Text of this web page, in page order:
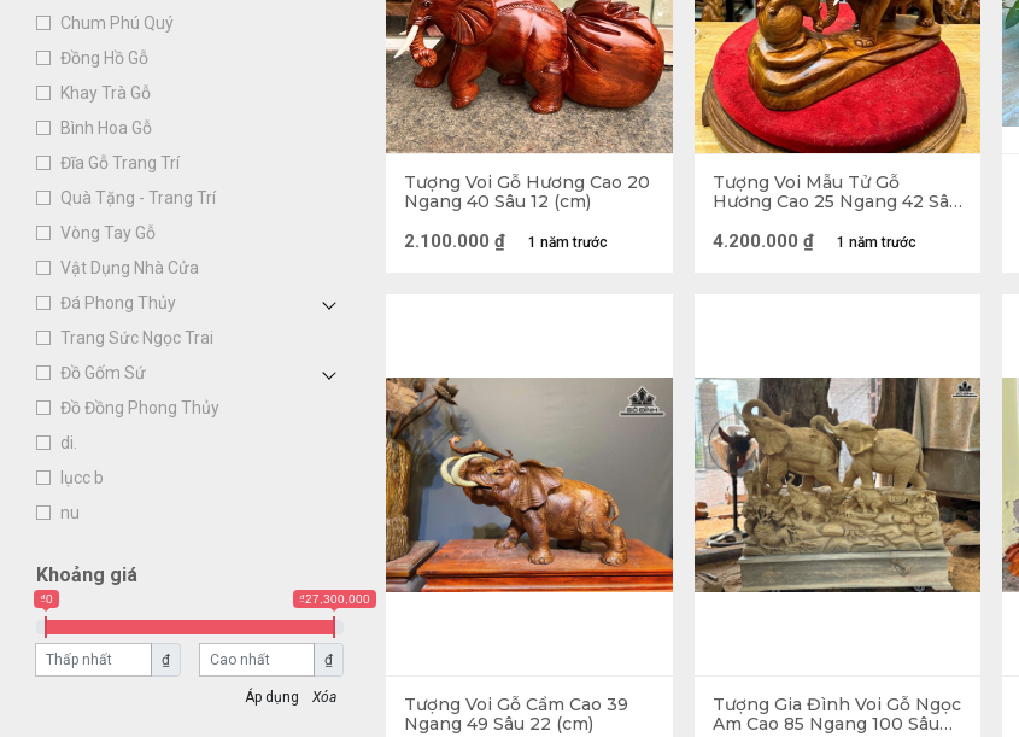
Chum Phú Quý
Đồng Hồ Gỗ
Khay Trà Gỗ
Bình Hoa Gỗ
Đĩa Gỗ Trang Trí
Quà Tặng - Trang Trí
Vòng Tay Gỗ
Vật Dụng Nhà Cửa
Đá Phong Thủy
Trang Sức Ngọc Trai
Đồ Gốm Sứ
Đồ Đồng Phong Thủy
di.
lụcc b
nu
Khoảng giá
₫0 ₫27,300,000
₫ ₫
Xóa
Tượng Voi Gỗ Hương Cao 20
Ngang 40 Sâu 12 (cm)
1 năm trước
2.100.000 ₫
Tượng Voi Mẫu Tử Gỗ
Hương Cao 25 Ngang 42 Sâu
1 năm trước
4.200.000 ₫
Tượng Voi Gỗ Cẩm Cao 39
Ngang 49 Sâu 22 (cm)
Tượng Gia Đình Voi Gỗ Ngọc
Am Cao 85 Ngang 100 Sâu